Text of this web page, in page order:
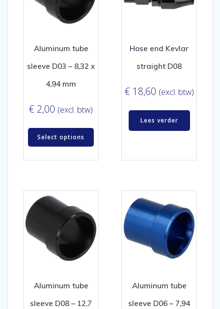
Aluminum tube
sleeve D03 – 8,32 x
4,94 mm
€ 2,00 (excl. btw)
Select options
Hose end Kevlar
straight D08
€ 18,60 (excl. btw)
Lees verder
Aluminum tube
sleeve D08 – 12,7
Aluminum tube
sleeve D06 – 7,94